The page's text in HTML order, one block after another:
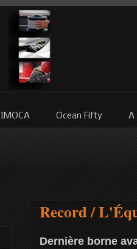
IMOCA Ocean Fifty A
Record /
Dernière borne